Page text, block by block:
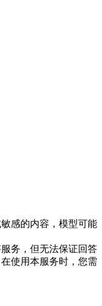
感的内容，模型可能
务，但无法保证回答
使用本服务时，您需